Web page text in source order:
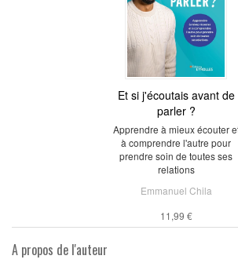
Et si j'écoutais avant de
parler ?
Apprendre à mieux écouter
à comprendre l'autre pour
prendre soin de toutes ses
relations
Emmanuel Chila
11,99 €
A propos de l'auteur